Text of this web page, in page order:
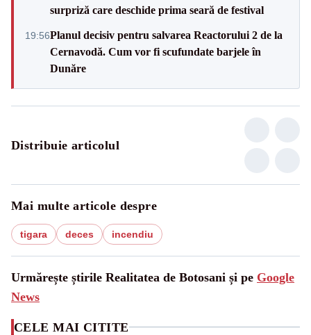
surpriză care deschide prima seară de festival
19:56Planul decisiv pentru salvarea Reactorului 2 de la
Cernavodă. Cum vor fi scufundate barjele în
Dunăre
Distribuie articolul
Mai multe articole despre
tigara deces incendiu
Urmărește știrile Realitatea de Botosani și pe Google
News
CELE MAI CITITE